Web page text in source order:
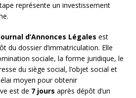
représente un investissement
d’Annonces Légales est
du dossier d’immatriculation. Elle
sociale, la forme juridique, le
du siège social, l’objet social et
moyen pour obtenir
est de 7 jours après dépôt d’un